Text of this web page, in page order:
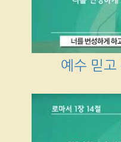
예수 믿고